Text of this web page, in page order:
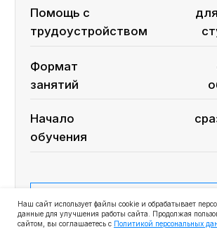
+7 (800) 555-14-39
Инвестиции и личные финансы
Менеджмент и управление
Mini-MBA
Soft Skills
Excel
Наш сайт использует файлы cookie и обрабатывает
данные для улучшения работы сайта. Продолжая
сайтом, вы соглашаетесь с Политикой персональных